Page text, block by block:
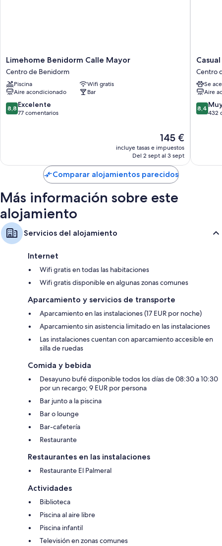
acondicionado, por no mencionar algunas comodidades adicionales,
Además, otros de los servicios que encontrarás incluyen:
Baños con bidés y bañeras o duchas
Televisiones de pantalla plana con canales por satélite
Limehome
Benidorm
Calle
Mayor
Centro
de
Benidorm
Limehome Benidorm Calle Mayor
Centro de Benidorm
Piscina
Wifi gratis
Aire acondicionado
Bar
8.8
sobre
8,8 Excelente
77 comentarios
El
precio
actual
de
145 €
145 €
incluye tasas e impuestos
Del 2 sept al 3 sept
Casual
Pop
Art
Hotel
by
Casual
Hoteles
Centro
Se
Aire
8.4
sobre
8,4
432
Comparar alojamientos parecidos
Más información sobre este
alojamiento
Servicios del alojamiento
Internet
Wifi gratis en todas las habitaciones
Wifi gratis disponible en algunas zonas comunes
Aparcamiento y servicios de transporte
Aparcamiento en las instalaciones (17 EUR por noche)
Aparcamiento sin asistencia limitado en las instalaciones
Las instalaciones cuentan con aparcamiento accesible en
silla de ruedas
Comida y bebida
Desayuno bufé disponible todos los días de 08:30 a 10:30
por un recargo; 9 EUR por persona
Bar junto a la piscina
Bar o lounge
Bar-cafetería
Restaurante
Restaurantes en las instalaciones
Restaurante El Palmeral
Actividades
Biblioteca
Piscina al aire libre
Piscina infantil
Televisión en zonas comunes